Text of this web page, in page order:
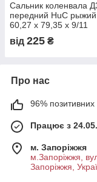
Сальник коленвала
передний HuC рыжий
60,27 х 79,35 х 9/11
від 225 ₴
Про нас
96% позитивних
Працює з
м. Запоріжжя
м.Запоріжжя,
Запоріжжя,